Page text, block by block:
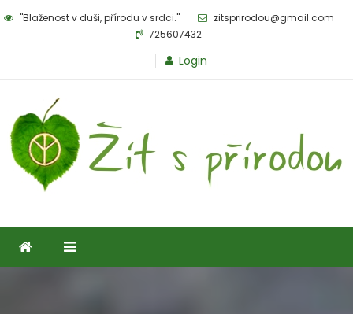
Skip
"Blaženost v duši, přírodu v srdci."
zitsprirodou@gmail.com
725607432
Login